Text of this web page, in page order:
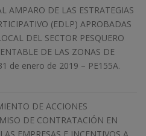
AMPARO DE LAS ESTRATEGIAS
(EDLP) APROBADAS
DEL SECTOR PESQUERO
DE LAS ZONAS DE
de enero de 2019 – PE155A.
DE ACCIONES
DE CONTRATACIÓN EN